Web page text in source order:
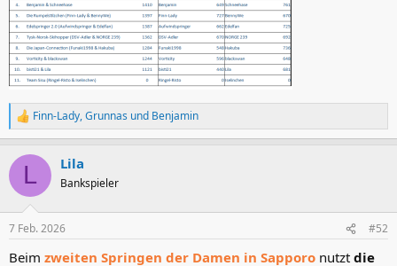
R
e
k
i
e
:
Finn-Lady,Grunnas und Benjamin
L Lila
Bankspieler
7 Feb. 2026 #52
Beim zweiten Springen der Damen in Sapporo nutzt die